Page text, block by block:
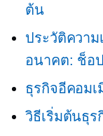
ต้น
ประวัติควา
อนาคต: ช็อ
ธุรกิจอีคอม
วิธีเริ่มต้นธุ